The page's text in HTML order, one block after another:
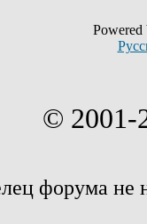
© 2001-
форума не